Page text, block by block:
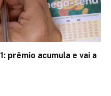
prêmio acumula e vai a